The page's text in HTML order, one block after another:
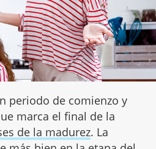
periodo de comienzo y
marca el final de la
de la madurez. La